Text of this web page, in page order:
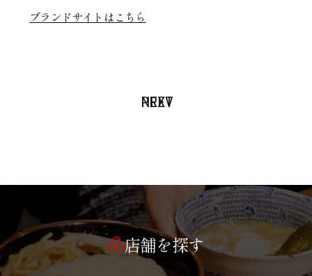
ブランドサイトはこちら
PREV
NEXT
店舗を探す